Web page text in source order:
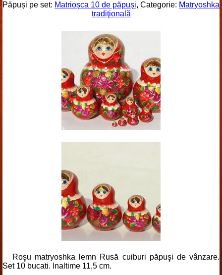
Păpuși pe set: Matrioșca 10 de păpuși, Categorie: Matryoshka
tradiţională
Roşu matryoshka lemn Rusă cuiburi păpuşi de vânzare.
Set 10 bucati. Inaltime 11,5 cm.